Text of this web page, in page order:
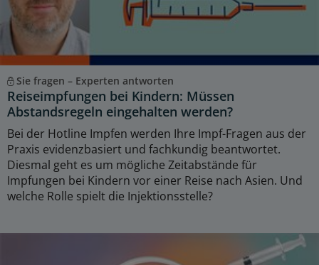
Sie fragen – Experten antworten
Reiseimpfungen bei Kindern: Müssen
Abstandsregeln eingehalten werden?
Bei der Hotline Impfen werden Ihre Impf-Fragen aus der
Praxis evidenzbasiert und fachkundig beantwortet.
Diesmal geht es um mögliche Zeitabstände für
Impfungen bei Kindern vor einer Reise nach Asien. Und
welche Rolle spielt die Injektionsstelle?